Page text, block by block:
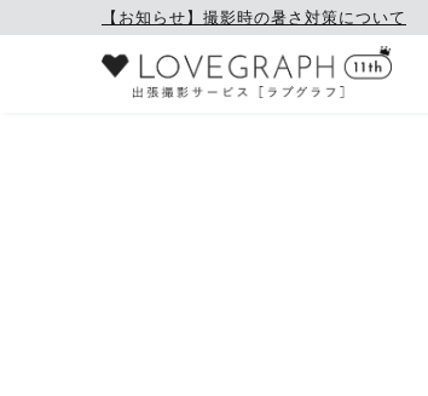
【お知らせ】撮影時の暑さ対策について